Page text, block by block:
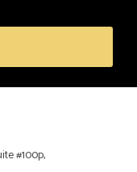
#100p,